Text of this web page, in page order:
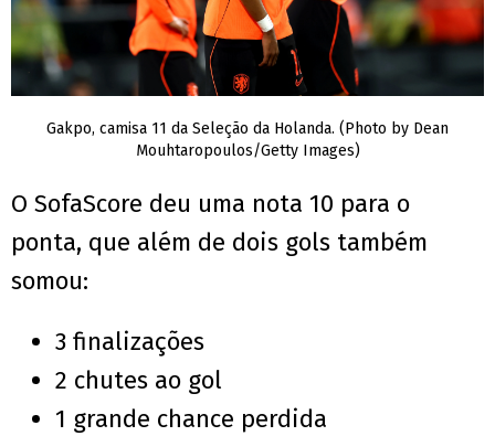
Gakpo, camisa 11 da Seleção da Holanda. (Photo by Dean
Mouhtaropoulos/Getty Images)
O SofaScore deu uma nota 10 para o
ponta, que além de dois gols também
somou:
3 finalizações
2 chutes ao gol
1 grande chance perdida